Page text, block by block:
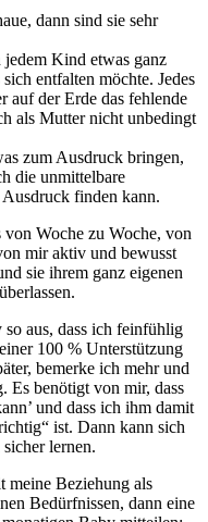
dann sind sie sehr
jedem Kind etwas ganz
entfalten möchte. Jedes
auf der Erde das fehlende
als Mutter nicht unbedingt
zum Ausdruck bringen,
die unmittelbare
finden kann.
Woche zu Woche, von
mir aktiv und bewusst
sie ihrem ganz eigenen
aus, dass ich feinfühlig
100 % Unterstützung
bemerke ich mehr und
Es benötigt von mir, dass
und dass ich ihm damit
ist. Dann kann sich
lernen.
meine Beziehung als
Bedürfnissen, dann eine